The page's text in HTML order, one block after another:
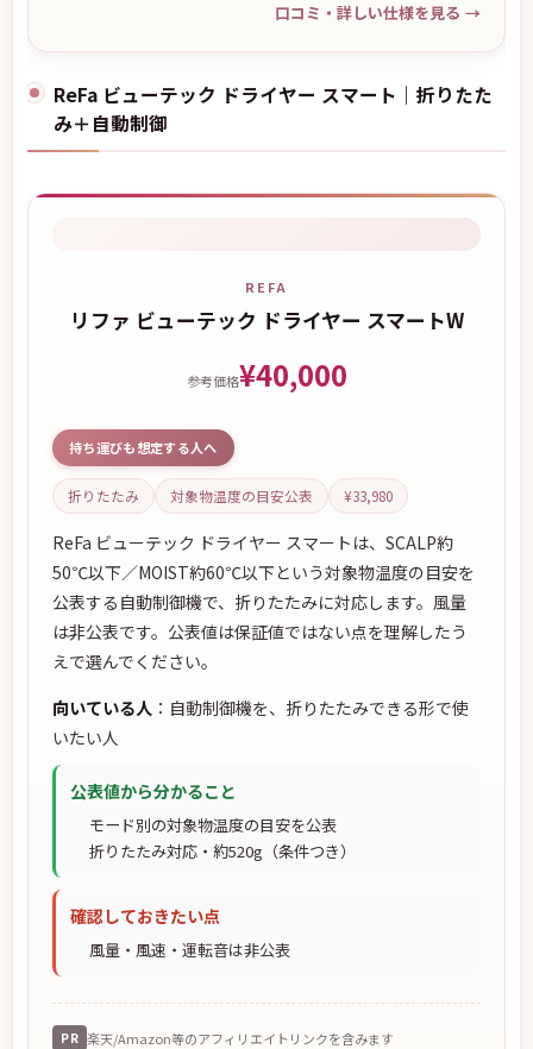
口コミ・詳しい仕様を見る →
ReFa ビューテック ドライヤー スマート｜折りたた
み＋自動制御
REFA
リファ ビューテック ドライヤー スマートW
参考価格¥40,000
持ち運びも想定する人へ
折りたたみ 対象物温度の目安公表 ¥33,980
ReFa ビューテック ドライヤー スマートは、SCALP約
50℃以下／MOIST約60℃以下という対象物温度の目安を
公表する自動制御機で、折りたたみに対応します。風量
は非公表です。公表値は保証値ではない点を理解したう
えで選んでください。
向いている人 ：自動制御機を、折りたたみできる形で使
いたい人
公表値から分かること
モード別の対象物温度の目安を公表
折りたたみ対応・約520g（条件つき）
確認しておきたい点
風量・風速・運転音は非公表
PR 楽天/Amazon等のアフィリエイトリンクを含みます